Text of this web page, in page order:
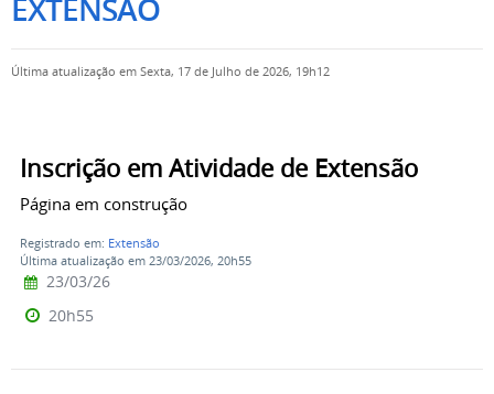
EXTENSÃO
Última atualização em Sexta, 17 de Julho de 2026, 19h12
Inscrição em Atividade de Extensão
Página em construção
Registrado em: Extensão
Última atualização em 23/03/2026, 20h55
23/03/26
20h55